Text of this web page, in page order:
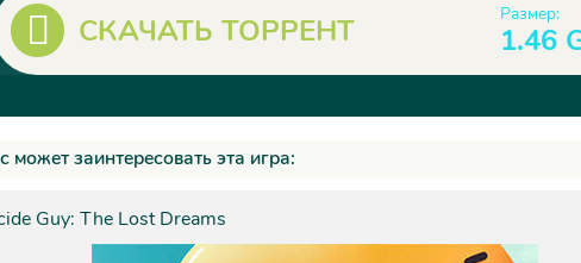
СКАЧАТЬ ТОРРЕНТ Размер:
1.46
может заинтересовать эта игра:
Guy: The Lost Dreams